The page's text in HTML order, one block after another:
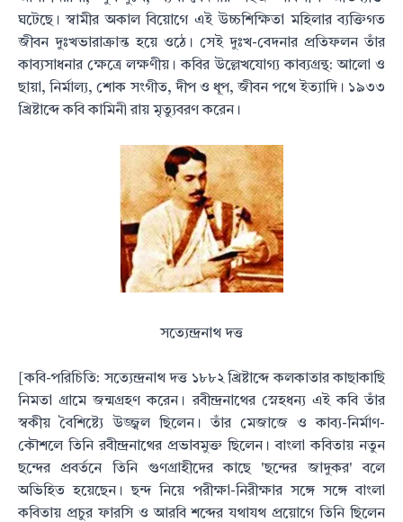
ঘটেছে। স্বামীর অকাল বিয়োগে এই উচ্চশিক্ষিতা মহিলার ব্যক্তিগত
জীবন দুঃখভারাক্রান্ত হয়ে ওঠে। সেই দুঃখ-বেদনার প্রতিফলন তাঁর
কাব্যসাধনার ক্ষেত্রে লক্ষণীয়। কবির উল্লেখযোগ্য কাব্যগ্রন্থ: আলো ও
ছায়া, নির্মাল্য, শোক সংগীত, দীপ ও ধূপ, জীবন পথে ইত্যাদি। ১৯৩৩
খ্রিষ্টাব্দে কবি কামিনী রায় মৃত্যুবরণ করেন।
সত্যেন্দ্রনাথ দত্ত
[কবি-পরিচিতি: সত্যেন্দ্রনাথ দত্ত ১৮৮২ খ্রিষ্টাব্দে কলকাতার কাছাকাছি
নিমতা গ্রামে জন্মগ্রহণ করেন। রবীন্দ্রনাথের স্নেহধন্য এই কবি তাঁর
স্বকীয় বৈশিষ্ট্যে উজ্জ্বল ছিলেন। তাঁর মেজাজে ও কাব্য-নির্মাণ-
কৌশলে তিনি রবীন্দ্রনাথের প্রভাবমুক্ত ছিলেন। বাংলা কবিতায় নতুন
ছন্দের প্রবর্তনে তিনি গুণগ্রাহীদের কাছে 'ছন্দের জাদুকর' বলে
অভিহিত হয়েছেন। ছন্দ নিয়ে পরীক্ষা-নিরীক্ষার সঙ্গে সঙ্গে বাংলা
কবিতায় প্রচুর ফারসি ও আরবি শব্দের যথাযথ প্রয়োগে তিনি ছিলেন